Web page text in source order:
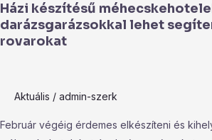
Házi készítésű
darázsgarázsokkal lehet
rovarokat
Aktuális / admin-szerk
Február végéig érdemes elkészíteni és